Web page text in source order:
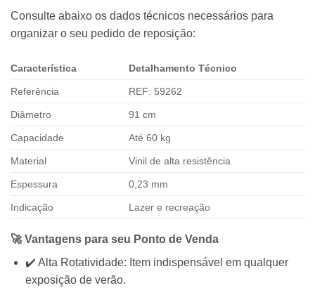
Consulte abaixo os dados técnicos necessários para
organizar o seu pedido de reposição:
Característica Detalhamento Técnico
Referência REF: 59262
Diâmetro 91 cm
Capacidade Até 60 kg
Material Vinil de alta resistência
Espessura 0,23 mm
Indicação Lazer e recreação
🚀 Vantagens para seu Ponto de Venda
✔️ Alta Rotatividade: Item indispensável em qualquer
exposição de verão.